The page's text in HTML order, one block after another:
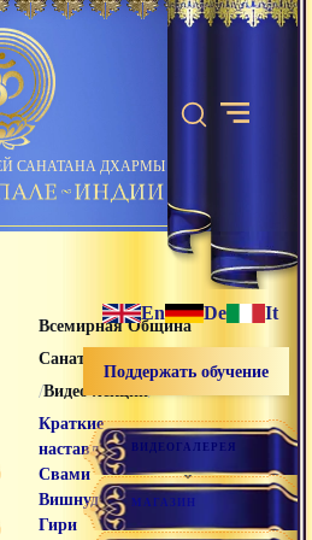
САНАТАНА ДХАРМЫ
Всемирная Община
Санатана Дхармы
/Видео лекции/
Краткие
наставления
Свами
Вишнудевананда
Гири
En De It
Поддержать обучение
ВИДЕОГАЛЕРЕЯ
МАГАЗИН